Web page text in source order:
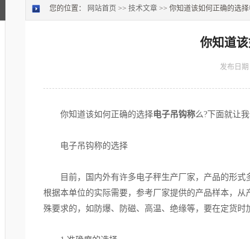
您的位置： 网站首页 >> 技术文章 >> 你知道该如何正确的选
你知道
发布日期
你知道该如何正确的选择电子吊钩称么?下面就让
电子吊钩称的选择
目前，国内外有许多电子秤生产厂家，产品的形式
根据本单位的实际需要，参考厂家提供的产品样本，
殊要求的，如防爆、防磁、高温、绝缘等，要在定货时